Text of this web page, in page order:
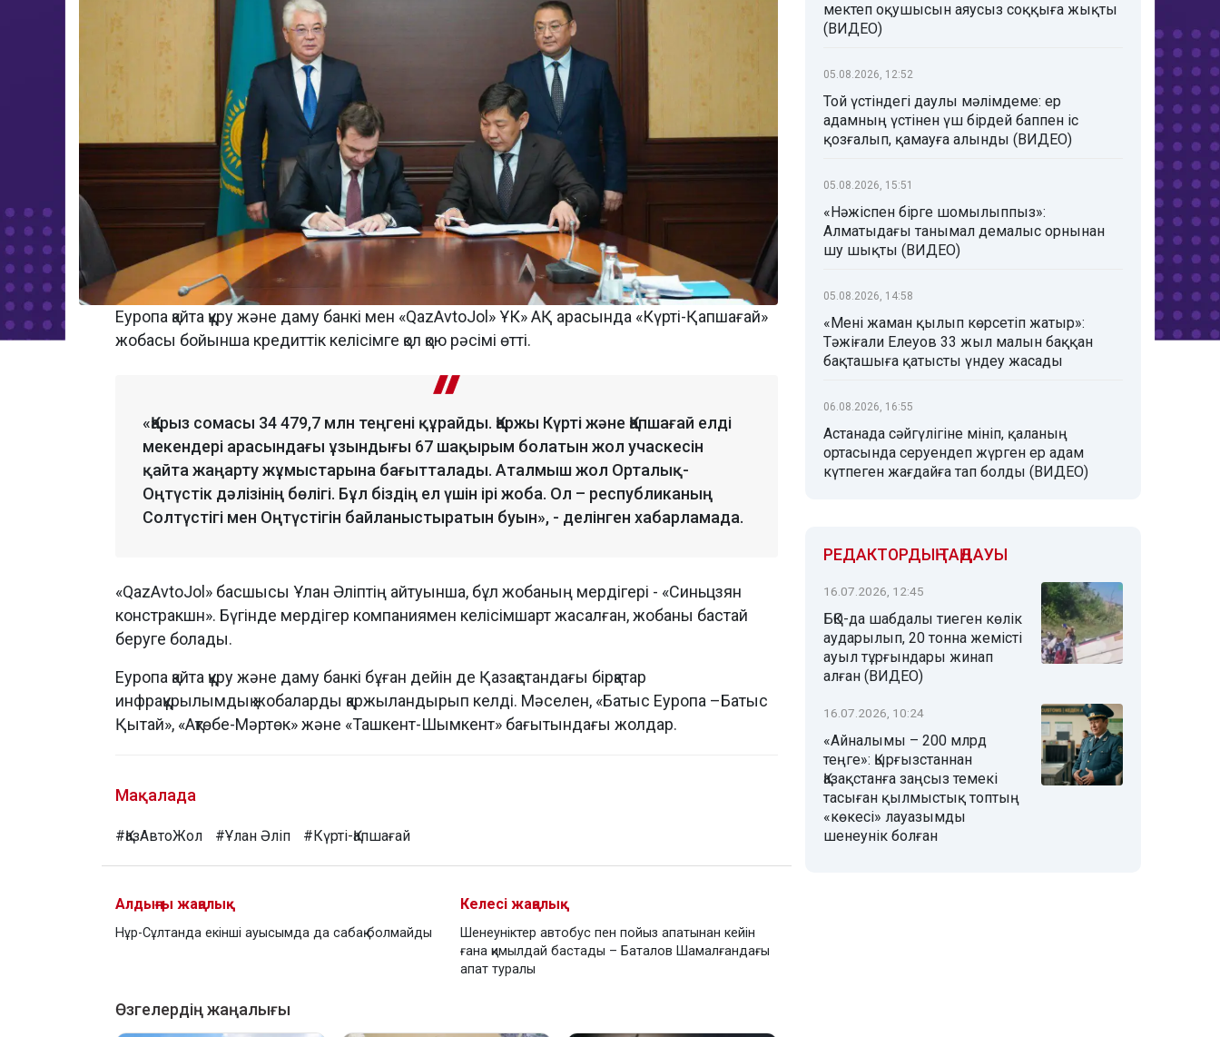
Еуропа қайта құру және даму банкі мен «QazAvtoJol» ҰК» АҚ арасында «Күрті-Қапшағай»
жобасы бойынша кредиттік келісімге қол қою рәсімі өтті.
«Қарыз сомасы 34 479,7 млн теңгені құрайды. Қаржы Күрті және Қапшағай елді
мекендері арасындағы ұзындығы 67 шақырым болатын жол учаскесін
қайта жаңарту жұмыстарына бағытталады. Аталмыш жол Орталық-
Оңтүстік дәлізінің бөлігі. Бұл біздің ел үшін ірі жоба. Ол – республиканың
Солтүстігі мен Оңтүстігін байланыстыратын буын», - делінген хабарламада.
«QazAvtoJol» басшысы Ұлан Әліптің айтуынша, бұл жобаның мердігері - «Синьцзян
констракшн». Бүгінде мердігер компаниямен келісімшарт жасалған, жобаны бастай
беруге болады.
Еуропа қайта құру және даму банкі бұған дейін де Қазақстандағы бірқатар
инфрақұрылымдық жобаларды қаржыландырып келді. Мәселен, «Батыс Еуропа –Батыс
Қытай», «Ақтөбе-Мәртөк» және «Ташкент-Шымкент» бағытындағы жолдар.
Мақалада
#ҚазАвтоЖол #Ұлан Әліп #Күрті-Қапшағай
Алдыңғы жаңалық
Нұр-Сұлтанда екінші ауысымда да сабақ болмайды
Келесі жаңалық
Шенеуніктер автобус пен пойыз апатынан кейін
ғана қимылдай бастады – Баталов Шамалғандағы
апат туралы
мектеп оқушысын аяусыз соққыға жықты
(ВИДЕО)
05.08.2026, 12:52
Той үстіндегі даулы мәлімдеме: ер
адамның үстінен үш бірдей баппен іс
қозғалып, қамауға алынды (ВИДЕО)
05.08.2026, 15:51
«Нәжіспен бірге шомылыппыз»:
Алматыдағы танымал демалыс орнынан
шу шықты (ВИДЕО)
05.08.2026, 14:58
«Мені жаман қылып көрсетіп жатыр»:
Тәжіғали Елеуов 33 жыл малын баққан
бақташыға қатысты үндеу жасады
06.08.2026, 16:55
Астанада сәйгүлігіне мініп, қаланың
ортасында серуендеп жүрген ер адам
күтпеген жағдайға тап болды (ВИДЕО)
РЕДАКТОРДЫҢ ТАҢДАУЫ
16.07.2026, 12:45
БҚО-да шабдалы тиеген көлік
аударылып, 20 тонна жемісті
ауыл тұрғындары жинап
алған (ВИДЕО)
16.07.2026, 10:24
«Айналымы – 200 млрд
теңге»: Қырғызстаннан
Қазақстанға заңсыз темекі
тасыған қылмыстық топтың
«көкесі» лауазымды
шенеунік болған